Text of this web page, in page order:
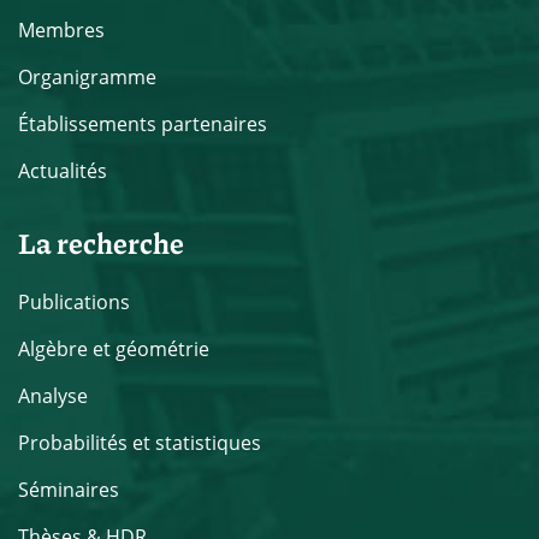
Membres
Organigramme
Établissements partenaires
Actualités
La recherche
Publications
Algèbre et géométrie
Analyse
Probabilités et statistiques
Séminaires